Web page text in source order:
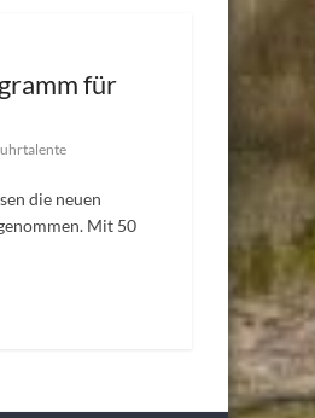
für
die neuen
Mit 50